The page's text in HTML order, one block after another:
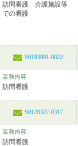
訪問看護 介護施設等
での看護
S0193991-0022
業務内容
訪問看護
S0128327-0317
業務内容
訪問看護